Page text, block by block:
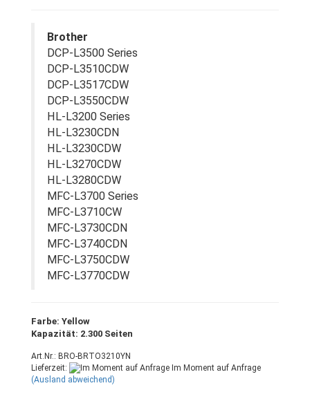
Brother
DCP-L3500 Series
DCP-L3510CDW
DCP-L3517CDW
DCP-L3550CDW
HL-L3200 Series
HL-L3230CDN
HL-L3230CDW
HL-L3270CDW
HL-L3280CDW
MFC-L3700 Series
MFC-L3710CW
MFC-L3730CDN
MFC-L3740CDN
MFC-L3750CDW
MFC-L3770CDW
Farbe: Yellow
Kapazität: 2.300 Seiten
Art.Nr.: BRO-BRTO3210YN
Lieferzeit:
Im Moment auf Anfrage
(Ausland abweichend)